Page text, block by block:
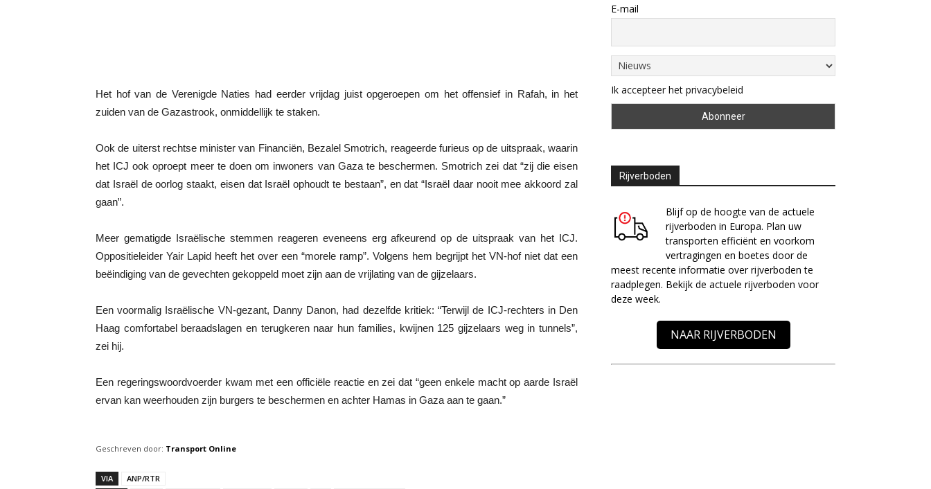
Het hof van de Verenigde Naties had eerder vrijdag juist opgeroepen om het offensief in Rafah, in het
zuiden van de Gazastrook, onmiddellijk te staken.
Ook de uiterst rechtse minister van Financiën, Bezalel Smotrich, reageerde furieus op de uitspraak, waarin
het ICJ ook oproept meer te doen om inwoners van Gaza te beschermen. Smotrich zei dat “zij die eisen
dat Israël de oorlog staakt, eisen dat Israël ophoudt te bestaan”, en dat “Israël daar nooit mee akkoord zal
gaan”.
Meer gematigde Israëlische stemmen reageren eveneens erg afkeurend op de uitspraak van het ICJ.
Oppositieleider Yair Lapid heeft het over een “morele ramp”. Volgens hem begrijpt het VN-hof niet dat een
beëindiging van de gevechten gekoppeld moet zijn aan de vrijlating van de gijzelaars.
Een voormalig Israëlische VN-gezant, Danny Danon, had dezelfde kritiek: “Terwijl de ICJ-rechters in Den
Haag comfortabel beraadslagen en terugkeren naar hun families, kwijnen 125 gijzelaars weg in tunnels”,
zei hij.
Een regeringswoordvoerder kwam met een officiële reactie en zei dat “geen enkele macht op aarde Israël
ervan kan weerhouden zijn burgers te beschermen en achter Hamas in Gaza aan te gaan.”
Geschreven door: Transport Online
VIA
ANP/RTR
E-mail
Ik accepteer het privacybeleid
Rijverboden
Blijf op de hoogte van de actuele
rijverboden in Europa. Plan uw
transporten efficiënt en voorkom
vertragingen en boetes door de
meest recente informatie over rijverboden te
raadplegen. Bekijk de actuele rijverboden voor
deze week.
NAAR RIJVERBODEN